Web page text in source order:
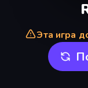
Эта игра